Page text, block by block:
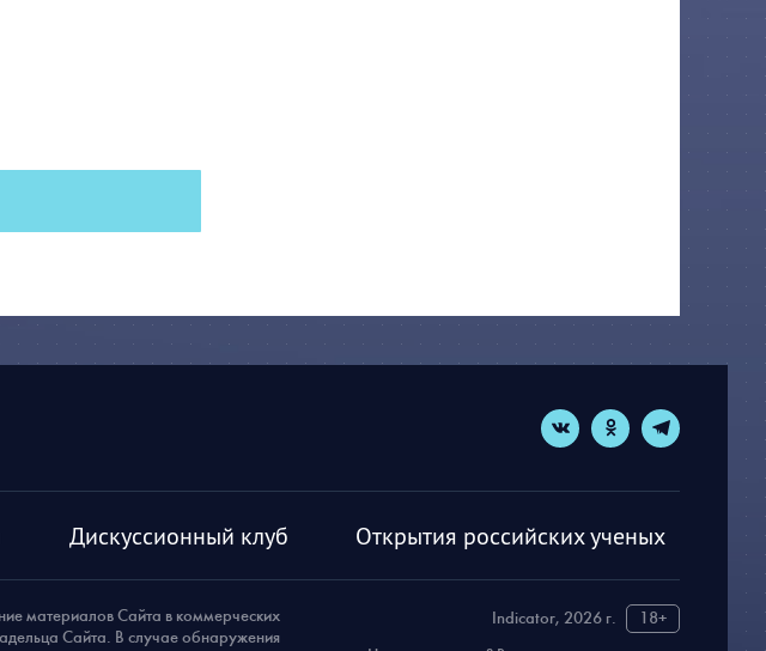
Дискуссионный клуб Открытия российских ученых
Indicator, 2026 г.
18+
материалов Сайта в коммерческих
Сайта. В случае обнаружения